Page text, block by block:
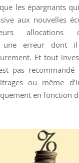
les épargnants
aux nouvelles
allocations
une erreur dont
Et tout
pas
ou même
en fonction